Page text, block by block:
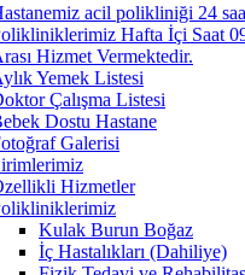
acil polikliniği 24
Hafta İçi Saat
Hizmet Vermektedir.
Yemek Listesi
Çalışma Listesi
Dostu Hastane
Galerisi
Hizmetler
Kulak Burun Boğaz
İç Hastalıkları (Dahiliye)